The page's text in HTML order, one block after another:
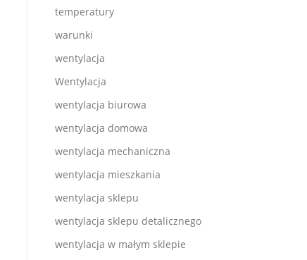
temperatury
warunki
wentylacja
Wentylacja
wentylacja biurowa
wentylacja domowa
wentylacja mechaniczna
wentylacja mieszkania
wentylacja sklepu
wentylacja sklepu detalicznego
wentylacja w małym sklepie